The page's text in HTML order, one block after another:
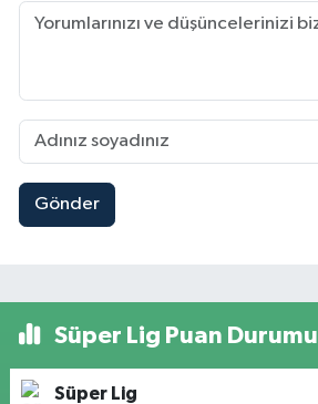
Gönder
Süper Lig Puan Durumu
Süper Lig